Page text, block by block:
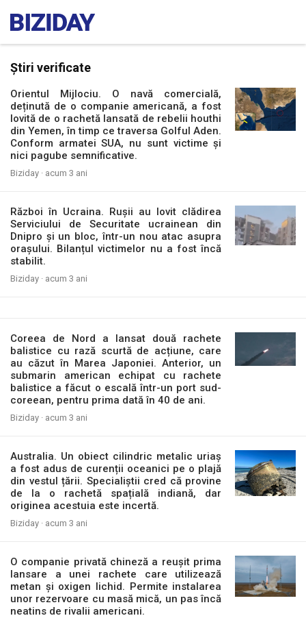
Știri verificate
Orientul Mijlociu. O navă comercială,
deținută de o companie americană, a fost
lovită de o rachetă lansată de rebelii houthi
din Yemen, în timp ce traversa Golful Aden.
Conform armatei SUA, nu sunt victime și
nici pagube semnificative.
Biziday · acum 3 ani
Război în Ucraina. Rușii au lovit clădirea
Serviciului de Securitate ucrainean din
Dnipro și un bloc, într-un nou atac asupra
orașului. Bilanțul victimelor nu a fost încă
stabilit.
Biziday · acum 3 ani
Coreea de Nord a lansat două rachete
balistice cu rază scurtă de acțiune, care
au căzut în Marea Japoniei. Anterior, un
submarin american echipat cu rachete
balistice a făcut o escală într-un port sud-
coreean, pentru prima dată în 40 de ani.
Biziday · acum 3 ani
Australia. Un obiect cilindric metalic uriaș
a fost adus de curenții oceanici pe o plajă
din vestul țării. Specialiștii cred că provine
de la o rachetă spațială indiană, dar
originea acestuia este incertă.
Biziday · acum 3 ani
O companie privată chineză a reușit prima
lansare a unei rachete care utilizează
metan şi oxigen lichid. Permite instalarea
unor rezervoare cu masă mică, un pas încă
neatins de rivalii americani.